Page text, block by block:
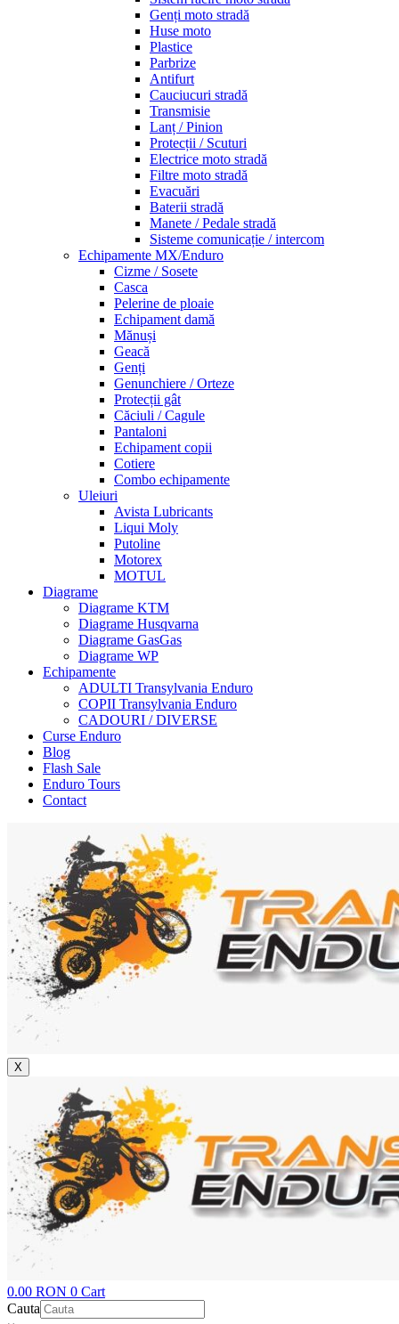
Genți moto stradă
Huse moto
Plastice
Parbrize
Antifurt
Cauciucuri stradă
Transmisie
Lanț / Pinion
Protecții / Scuturi
Electrice moto stradă
Filtre moto stradă
Evacuări
Baterii stradă
Manete / Pedale stradă
Sisteme comunicație / intercom
Echipamente MX/Enduro
Cizme / Sosete
Casca
Pelerine de ploaie
Echipament damă
Mănuși
Geacă
Genți
Genunchiere / Orteze
Protecții gât
Căciuli / Cagule
Pantaloni
Echipament copii
Cotiere
Combo echipamente
Uleiuri
Avista Lubricants
Liqui Moly
Putoline
Motorex
MOTUL
Diagrame
Diagrame KTM
Diagrame Husqvarna
Diagrame GasGas
Diagrame WP
Echipamente
ADULTI Transylvania Enduro
COPII Transylvania Enduro
CADOURI / DIVERSE
Curse Enduro
Blog
Flash Sale
Enduro Tours
Contact
X
0.00 RON 0 Cart
Cauta